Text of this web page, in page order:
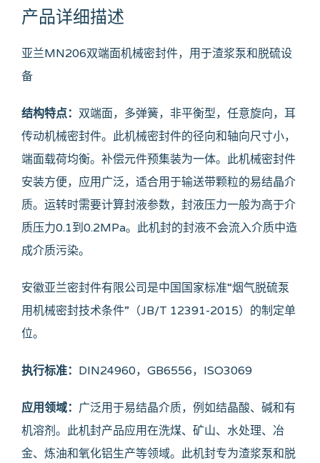
产品详细描述
亚兰MN206双端面机械密封件，用于渣浆泵和脱硫设
备
结构特点： 双端面，多弹簧，非平衡型，任意旋向，耳
传动机械密封件。此机械密封件的径向和轴向尺寸小，
端面载荷均衡。补偿元件预集装为一体。此机械密封件
安装方便，应用广泛，适合用于输送带颗粒的易结晶介
质。运转时需要计算封液参数，封液压力一般为高于介
质压力0.1到0.2MPa。此机封的封液不会流入介质中造
成介质污染。
安徽亚兰密封件有限公司是中国国家标准“烟气脱硫泵
用机械密封技术条件”（JB/T 12391-2015）的制定单
位。
执行标准： DIN24960，GB6556，ISO3069
应用领域： 广泛用于易结晶介质，例如结晶酸、碱和有
机溶剂。此机封产品应用在洗煤、矿山、水处理、冶
金、炼油和氧化铝生产等领域。此机封专为渣浆泵和脱